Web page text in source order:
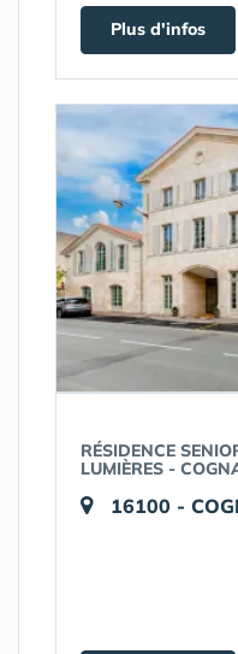
Plus d'infos
RÉSIDENCE
LUMIÈRES -
16100 -